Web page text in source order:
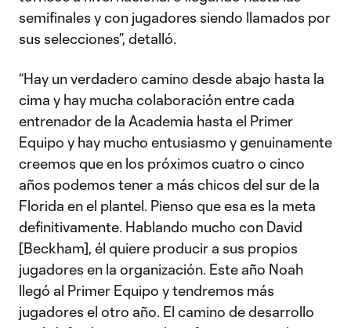
semifinales y con jugadores siendo llamados por
sus selecciones”, detalló.
“Hay un verdadero camino desde abajo hasta la
cima y hay mucha colaboración entre cada
entrenador de la Academia hasta el Primer
Equipo y hay mucho entusiasmo y genuinamente
creemos que en los próximos cuatro o cinco
años podemos tener a más chicos del sur de la
Florida en el plantel. Pienso que esa es la meta
definitivamente. Hablando mucho con David
[Beckham], él quiere producir a sus propios
jugadores en la organización. Este año Noah
llegó al Primer Equipo y tendremos más
jugadores el otro año. El camino de desarrollo